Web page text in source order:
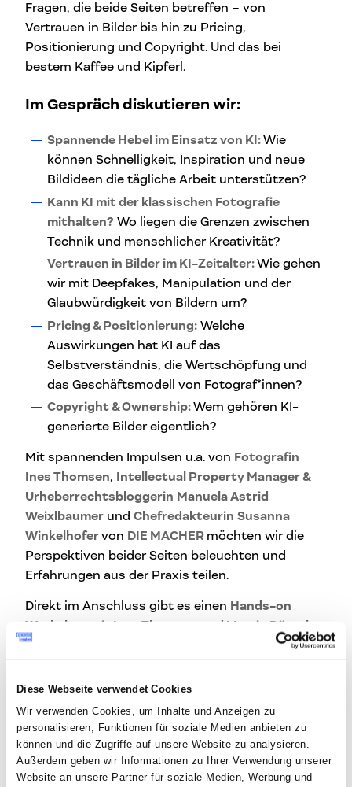
Diese Webseite verwendet Cookies
Wir verwenden Cookies, um Inhalte und Anzeigen zu
personalisieren, Funktionen für soziale Medien anbieten zu
können und die Zugriffe auf unsere Website zu analysieren.
Außerdem geben wir Informationen zu Ihrer Verwendung unserer
Website an unsere Partner für soziale Medien, Werbung und
Fragen, die beide Seiten betreffen – von
Vertrauen in Bilder bis hin zu Pricing,
Positionierung und Copyright. Und das bei
bestem Kaffee und Kipferl.
Im Gespräch diskutieren wir:
Spannende Hebel im Einsatz von KI:Wie
können Schnelligkeit, Inspiration und neue
Bildideen die tägliche Arbeit unterstützen?
Kann KI mit der klassischen Fotografie
mithalten? Wo liegen die Grenzen zwischen
Technik und menschlicher Kreativität?
Vertrauen in Bilder im KI-Zeitalter:Wie gehen
wir mit Deepfakes, Manipulation und der
Glaubwürdigkeit von Bildern um?
Pricing & Positionierung: Welche
Auswirkungen hat KI auf das
Selbstverständnis, die Wertschöpfung und
das Geschäftsmodell von Fotograf*innen?
Copyright & Ownership:Wem gehören KI-
generierte Bilder eigentlich?
Mit spannenden Impulsen u.a. von Fotografin
Ines Thomsen,
Intellectual Property Manager &
Urheberrechtsbloggerin Manuela Astrid
Weixlbaumer und Chefredakteurin Susanna
Winkelhofervon DIE MACHER möchten wir die
Perspektiven beider Seiten beleuchten und
Erfahrungen aus der Praxis teilen.
Direkt im Anschluss gibt es einen Hands-on
Workshop mit Ines Thomsen und Martin Dörsch
in dem Teilnehmer*innen selbst erleben, wie
verschmelzen.
→ Hier geht’s zum Workshop mit Ines Thomsen
und Martin Dörsch:Workshop: AI & Fotografie in
der Praxis
(separate Anmeldung notwendig!)